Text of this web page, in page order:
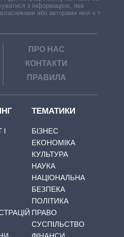
з інформацією, яка
або авторами якої є треті
ПРО НАС
КОНТАКТИ
ПРАВИЛА
ТЕМАТИКИ
БІЗНЕС
ЕКОНОМІКА
КУЛЬТУРА
НАУКА
НАЦІОНАЛЬНА
БЕЗПЕКА
ПОЛІТИКА
ПРАВО
СУСПІЛЬСТВО